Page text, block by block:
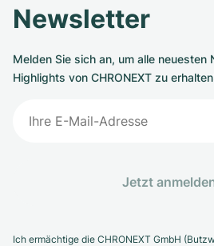
Newsletter
Melden Sie sich an, um alle neuesten
Highlights von CHRONEXT zu
Jetzt
Ich ermächtige die CHRONEXT GmbH